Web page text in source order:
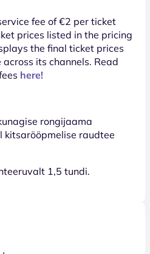
fee of €2 per ticket
prices listed in the pricing
the final ticket prices
its channels. Read
here!
rongijaama
kitsarööpmelise raudtee
1,5 tundi.